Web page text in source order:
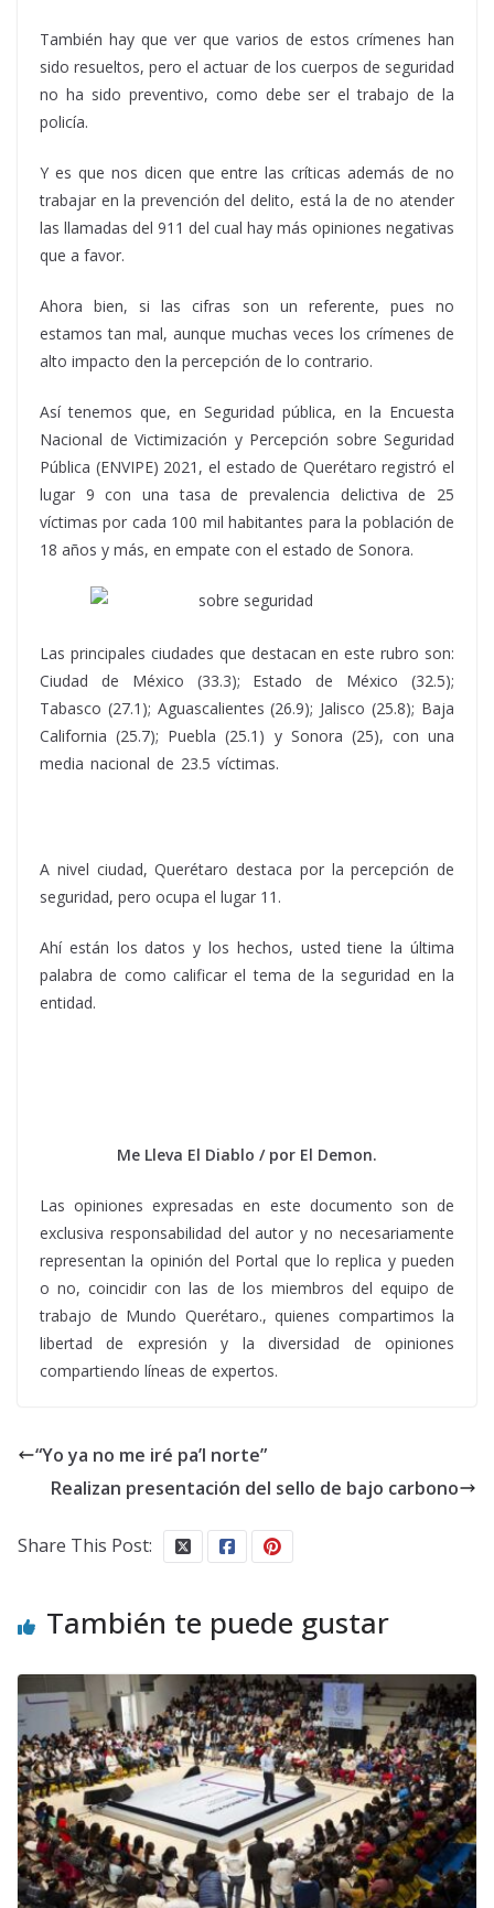
También hay que ver que varios de estos crímenes han
sido resueltos, pero el actuar de los cuerpos de seguridad
no ha sido preventivo, como debe ser el trabajo de la
policía.
Y es que nos dicen que entre las críticas además de no
trabajar en la prevención del delito, está la de no atender
las llamadas del 911 del cual hay más opiniones negativas
que a favor.
Ahora bien, si las cifras son un referente, pues no
estamos tan mal, aunque muchas veces los crímenes de
alto impacto den la percepción de lo contrario.
Así tenemos que, en Seguridad pública, en la Encuesta
Nacional de Victimización y Percepción sobre Seguridad
Pública (ENVIPE) 2021, el estado de Querétaro registró el
lugar 9 con una tasa de prevalencia delictiva de 25
víctimas por cada 100 mil habitantes para la población de
18 años y más, en empate con el estado de Sonora.
Las principales ciudades que destacan en este rubro son:
Ciudad de México (33.3); Estado de México (32.5);
Tabasco (27.1); Aguascalientes (26.9); Jalisco (25.8); Baja
California (25.7); Puebla (25.1) y Sonora (25), con una
media nacional de 23.5 víctimas.
A nivel ciudad, Querétaro destaca por la percepción de
seguridad, pero ocupa el lugar 11.
Ahí están los datos y los hechos, usted tiene la última
palabra de como calificar el tema de la seguridad en la
entidad.
Me Lleva El Diablo / por El Demon.
Las opiniones expresadas en este documento son de
exclusiva responsabilidad del autor y no necesariamente
representan la opinión del Portal que lo replica y pueden
o no, coincidir con las de los miembros del equipo de
trabajo de Mundo Querétaro., quienes compartimos la
libertad de expresión y la diversidad de opiniones
compartiendo líneas de expertos.
“Yo ya no me iré pa’l norte”
Realizan presentación del sello de bajo carbono
Share This Post:
También te puede gustar